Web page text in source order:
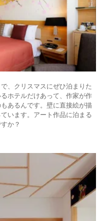
、クリスマスにぜひ泊まりた
ホテルだけあって、作家が作
あるんです。壁に直接絵が描
います。アート作品に泊まる
か？